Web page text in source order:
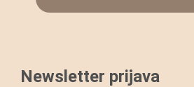
Newsletter prijava